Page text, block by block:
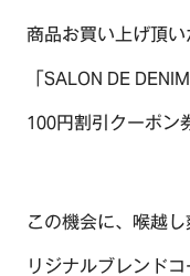
商品お買い上げ頂
「SALON DE
100円割引クーポン
この機会に、喉越
リジナルブレンド